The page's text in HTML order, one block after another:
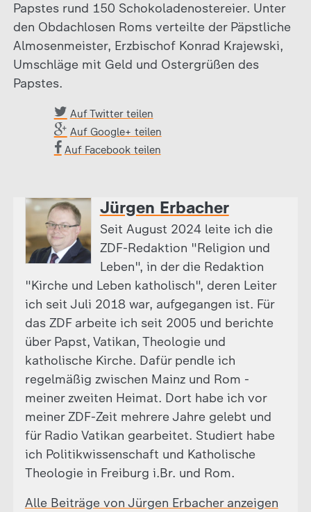
Papstes rund 150 Schokoladenostereier. Unter
den Obdachlosen Roms verteilte der Päpstliche
Almosenmeister, Erzbischof Konrad Krajewski,
Umschläge mit Geld und Ostergrüßen des
Papstes.
Auf Twitter teilen
Auf Google+ teilen
Auf Facebook teilen
Jürgen Erbacher
Seit August 2024 leite ich die
ZDF-Redaktion "Religion und
Leben", in der die Redaktion
"Kirche und Leben katholisch", deren Leiter
ich seit Juli 2018 war, aufgegangen ist. Für
das ZDF arbeite ich seit 2005 und berichte
über Papst, Vatikan, Theologie und
katholische Kirche. Dafür pendle ich
regelmäßig zwischen Mainz und Rom -
meiner zweiten Heimat. Dort habe ich vor
meiner ZDF-Zeit mehrere Jahre gelebt und
für Radio Vatikan gearbeitet. Studiert habe
ich Politikwissenschaft und Katholische
Theologie in Freiburg i.Br. und Rom.
Alle Beiträge von Jürgen Erbacher anzeigen